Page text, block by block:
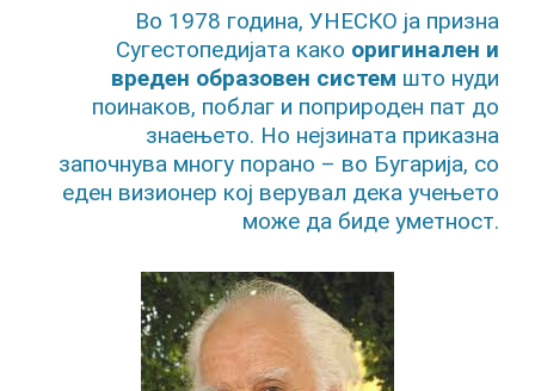
Bulgaria Plovdiv
Festivals Programme | Day 1 & 2
Festivals Programme | Day 3 & 4
Festivals Programme | Day 5
Austria Vienna
Visual Arts Programme | Day 3 & 4
Visual Arts Programme | Day 5
Во 1978 година, УНЕСКО ја призна
Сугестопедијата како оригинален и
вреден образовен систем што нуди
поинаков, поблаг и поприроден пат до
знаењето. Но нејзината приказна
започнува многу порано – во Бугарија, со
еден визионер кој верувал дека учењето
може да биде уметност.